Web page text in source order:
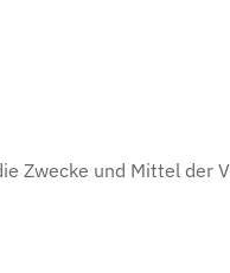
Zwecke und Mittel der